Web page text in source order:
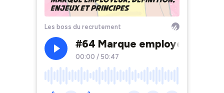
Les boss du recrutement
#64 Marque employeur,
00:00 / 50:47